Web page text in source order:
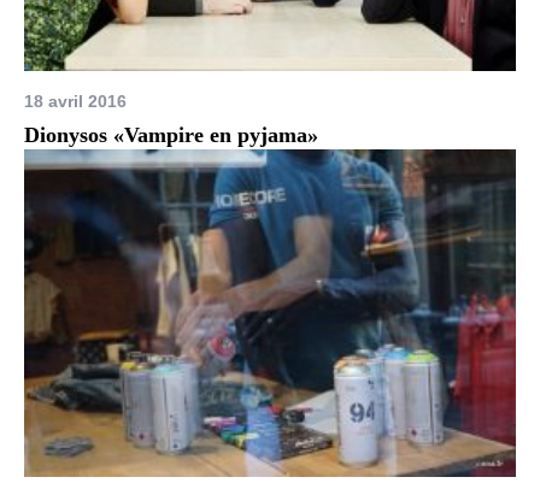
18 avril 2016
Dionysos «Vampire en pyjama»